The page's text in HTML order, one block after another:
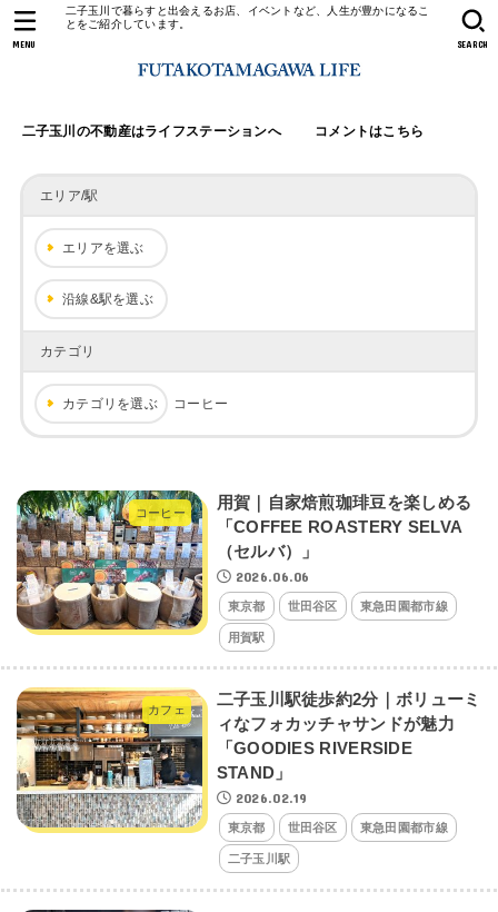
二子玉川で暮らすと出会えるお店、イベントなど、人生が豊かになるこ
とをご紹介しています。
二子玉川の不動産はライフステーションへ コメントはこちら
SEARCH
MENU
エリア/駅
エリアを選ぶ
沿線&駅を選ぶ
カテゴリ
カテゴリを選ぶ コーヒー
コーヒー
用賀｜自家焙煎珈琲豆を楽しめる
「COFFEE ROASTERY SELVA
（セルバ）」
2026.06.06
東京都 世田谷区 東急田園都市線
用賀駅
カフェ
二子玉川駅徒歩約2分｜ボリューミ
ィなフォカッチャサンドが魅力
「GOODIES RIVERSIDE
STAND」
2026.02.19
東京都 世田谷区 東急田園都市線
二子玉川駅